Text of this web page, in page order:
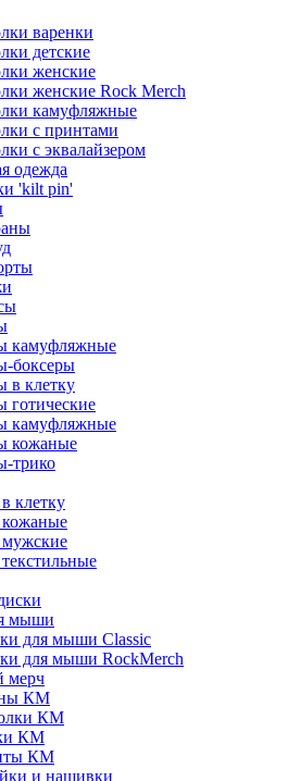
варенки
детские
женские
женские Rock Merch
камуфляжные
с принтами
с эквалайзером
одежда
'kilt pin'
камуфляжные
боксеры
в клетку
камуфляжные
кожаные
трико
клетку
мыши
для мыши Classic
для мыши RockMerch
мерч
КМ
КМ
КМ
КМ
и нашивки